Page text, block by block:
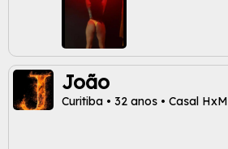
João
Curitiba • 32 anos • Casal HxM